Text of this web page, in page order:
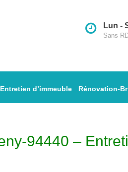
Lun -
Sans
Entretien d’immeuble Rénovation-
94440 –